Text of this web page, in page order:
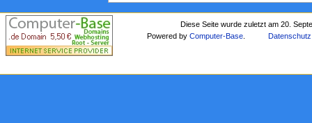
Diese Seite wurde zuletzt am 20.
Powered byComputer-Base Datenschutz